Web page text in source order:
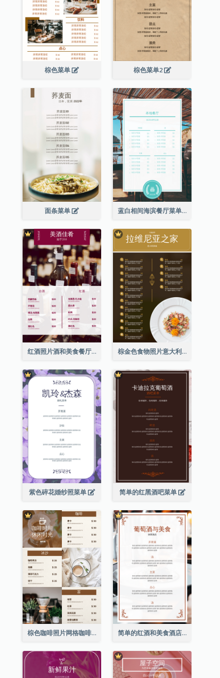
棕色菜单 棕色菜单2
面条菜单 蓝白相间海滨餐厅菜单
红酒照片酒和美食餐厅菜单 棕金色食物照片意大利食物菜单
紫色碎花婚纱照菜单 简单的红黑酒吧菜单
棕色咖啡照片网格咖啡店菜单 简单的红酒和美食酒店餐厅菜单